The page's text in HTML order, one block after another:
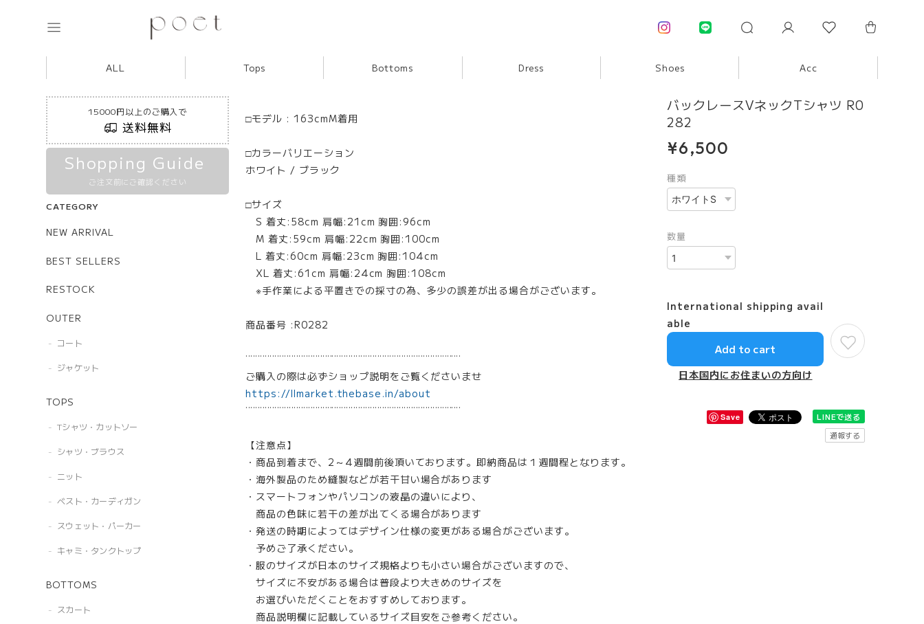
ALL Tops Bottoms Dress Shoes Acc
15000円以上のご購入で
送料無料
Shopping Guide
ご注文前にご確認ください
CATEGORY
NEW ARRIVAL
BEST SELLERS
RESTOCK
OUTER
コート
ジャケット
TOPS
Tシャツ・カットソー
シャツ・ブラウス
ニット
ベスト・カーディガン
スウェット・パーカー
キャミ・タンクトップ
BOTTOMS
スカート
□モデル : 163cmM着用
□カラーバリエーション
ホワイト / ブラック
□サイズ
S 着丈:58cm 肩幅:21cm 胸囲:96cm
M 着丈:59cm 肩幅:22cm 胸囲:100cm
L 着丈:60cm 肩幅:23cm 胸囲:104cm
XL 着丈:61cm 肩幅:24cm 胸囲:108cm
※手作業による平置きでの採寸の為、多少の誤差が出る場合がございます。
商品番号 :R0282
¨¨¨¨¨¨¨¨¨¨¨¨¨¨¨¨¨¨¨¨¨¨¨¨¨¨¨¨¨¨¨¨¨¨¨¨¨¨¨¨¨¨¨¨¨
ご購入の際は必ずショップ説明をご覧くださいませ
https://llmarket.thebase.in/about
¨¨¨¨¨¨¨¨¨¨¨¨¨¨¨¨¨¨¨¨¨¨¨¨¨¨¨¨¨¨¨¨¨¨¨¨¨¨¨¨¨¨¨¨¨
【注意点】
・商品到着まで、2～4週間前後頂いております。即納商品は１週間程となります。
・海外製品のため縫製などが若干甘い場合があります
・スマートフォンやパソコンの液晶の違いにより、
商品の色味に若干の差が出てくる場合があります
・発送の時期によってはデザイン仕様の変更がある場合がございます。
予めご了承ください。
・服のサイズが日本のサイズ規格よりも小さい場合がございますので、
サイズに不安がある場合は普段より大きめのサイズを
お選びいただくことをおすすめしております。
商品説明欄に記載しているサイズ目安をご参考ください。
バックレースVネックTシャツ R0
282
¥6,500
種類
数量
International shipping avail
able
Add to cart
日本国内にお住まいの方向け
Save
LINEで送る
通報する